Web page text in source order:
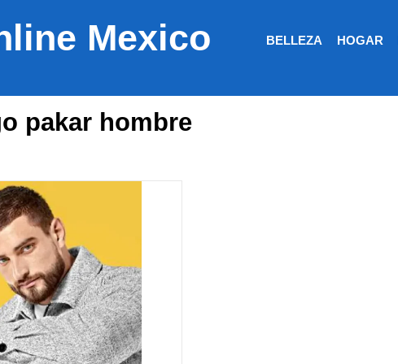
Mexico BELLEZA HOGAR
pakar hombre